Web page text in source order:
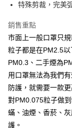
宅配
每筆NT$70，滿
離島宅配
每筆NT$200，滿
特殊剪裁，完美
銷售重點
市面上一般口罩只
粒子都是在PM2.5
PM0.3、二手煙為
用口罩無法為我們
防護，就需要一款
對PM0.075粒子做
蟎、油煙、香菸、
護。